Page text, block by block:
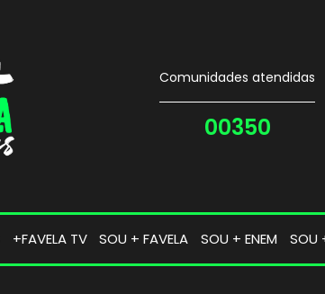
Comunidades atendidas
00350
+FAVELA TV SOU + FAVELA SOU + ENEM SOU